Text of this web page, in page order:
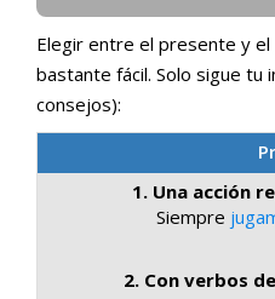
Elegir entre el presente y
bastante fácil. Solo sigue tu
consejos):
1. Una acción
Siempre
2. Con verbos